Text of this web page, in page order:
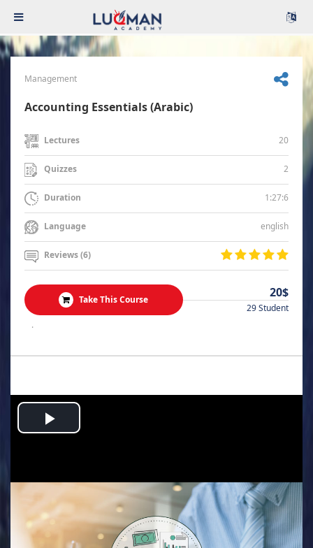
Management
Accounting Essentials (Arabic)
Lectures 20
Quizzes 2
Duration 1:27:6
Language english
Reviews (6)
Take This Course 20$
29 Student
.
Play